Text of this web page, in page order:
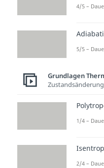
4/5 –
5/5 –
Grundlagen
1/4 –
2/4 –